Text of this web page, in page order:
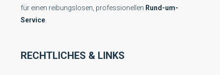
für einen reibungslosen, professionellen Rund-um-
Service
RECHTLICHES & LINKS